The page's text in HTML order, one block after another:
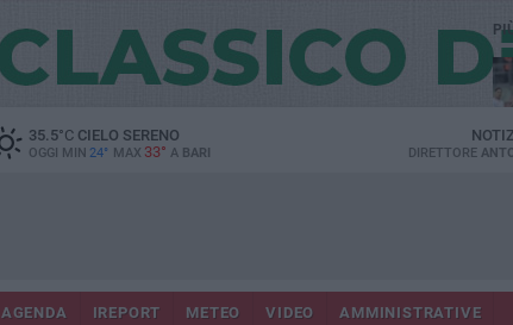
35.5°CCIELO SERENO
OGGI MIN 24° MAX 33° A BARI DIRETTORE
AGENDA IREPORT METEO VIDEO AMMINISTRATIVE